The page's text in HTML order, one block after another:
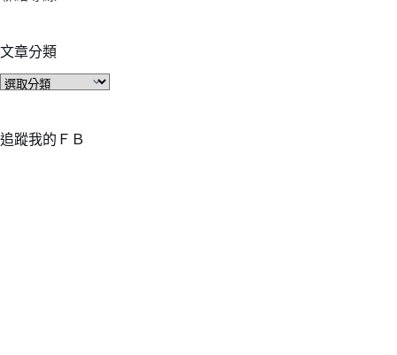
文章分類
文
類
追蹤我的ＦＢ